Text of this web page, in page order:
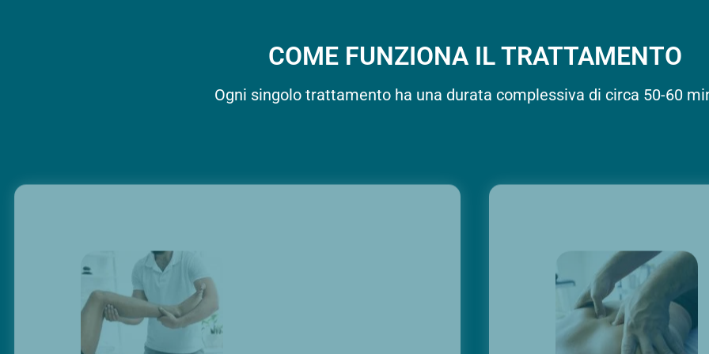
COME FUNZIONA IL TRATTAMENTO
Ogni singolo trattamento ha una durata complessiva di circa 50-60